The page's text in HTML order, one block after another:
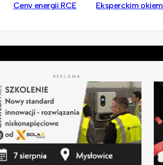
Ceny energii RCE Eksperckim okiem
REKLAMA